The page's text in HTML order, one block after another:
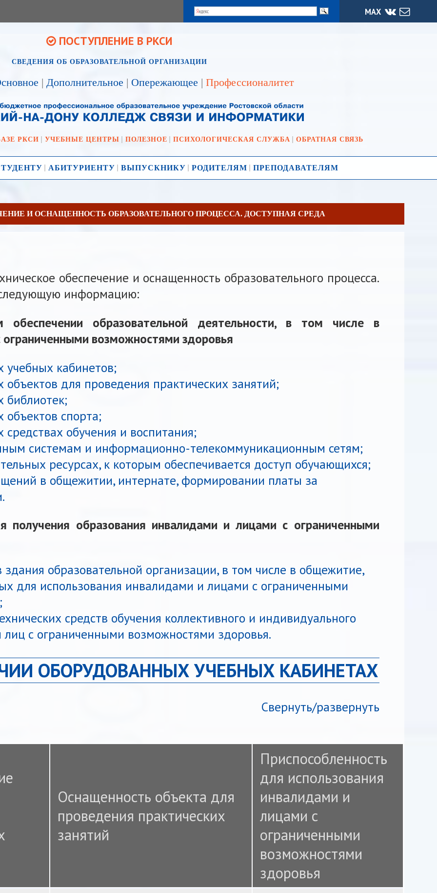
МАХ
ПОСТУПЛЕНИЕ В РКСИ
СВЕДЕНИЯ ОБ ОБРАЗОВАТЕЛЬНОЙ ОРГАНИЗАЦИИ
| Дополнительное | Опережающее | Профессионалитет
РКСИ УЧЕБНЫЕ ЦЕНТРЫ ПОЛЕЗНОЕ ПСИХОЛОГИЧЕСКАЯ СЛУЖБА ОБРАТНАЯ СВЯЗЬ
АБИТУРИЕНТУ ВЫПУСКНИКУ РОДИТЕЛЯМ ПРЕПОДАВАТЕЛЯМ
И ОСНАЩЕННОСТЬ ОБРАЗОВАТЕЛЬНОГО ПРОЦЕССА. ДОСТУПНАЯ СРЕДА
обеспечение и оснащенность образовательного процесса.
информацию:
обеспечении образовательной деятельности, в том числе в
возможностями здоровья
кабинетов;
для проведения практических занятий;
библиотек;
спорта;
обучения и воспитания;
системам и информационно-телекоммуникационным сетям;
ресурсах, к которым обеспечивается доступ обучающихся;
в общежитии, интернате, формировании платы за
получения образования инвалидами и лицами с ограниченными
здания образовательной организации, в том числе в общежитие,
для использования инвалидами и лицами с ограниченными
средств обучения коллективного и индивидуального
с ограниченными возможностями здоровья.
ОБОРУДОВАННЫХ УЧЕБНЫХ КАБИНЕТАХ
Свернуть/развернуть
Оснащенность объекта для
проведения практических
занятий
Приспособленность
для использования
инвалидами и
лицами с
ограниченными
возможностями
здоровья